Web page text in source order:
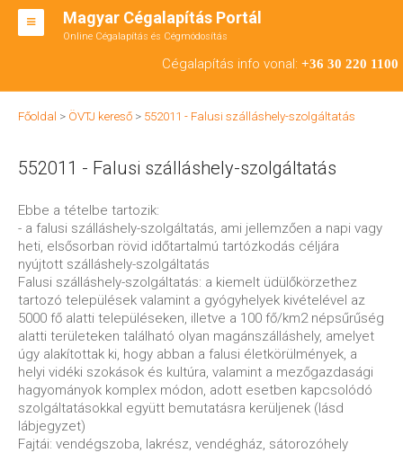
Magyar Cégalapítás Portál
Online Cégalapítás és Cégmódosítás
Cégalapítás info vonal: +36 30 220 1100
BT ALAPÍTÁS
CÉGMÓDOSÍTÁS
ÁTALAKULÁS
TEÁOR SZÁMOK '08
ENGEDÉLYKÖTELES
KAPCSOLAT
IRODÁK
Főoldal > ÖVTJ kereső > 552011 - Falusi szálláshely-szolgáltatás
552011 - Falusi szálláshely-szolgáltatás
Ebbe a tételbe tartozik:
- a falusi szálláshely-szolgáltatás, ami jellemzően a napi vagy
heti, elsősorban rövid időtartalmú tartózkodás céljára
nyújtott szálláshely-szolgáltatás
Falusi szálláshely-szolgáltatás: a kiemelt üdülőkörzethez
tartozó települések valamint a gyógyhelyek kivételével az
5000 fő alatti településeken, illetve a 100 fő/km2 népsűrűség
alatti területeken található olyan magánszálláshely, amelyet
úgy alakítottak ki, hogy abban a falusi életkörülmények, a
helyi vidéki szokások és kultúra, valamint a mezőgazdasági
hagyományok komplex módon, adott esetben kapcsolódó
szolgáltatásokkal együtt bemutatásra kerüljenek (lásd
lábjegyzet)
Fajtái: vendégszoba, lakrész, vendégház, sátorozóhely